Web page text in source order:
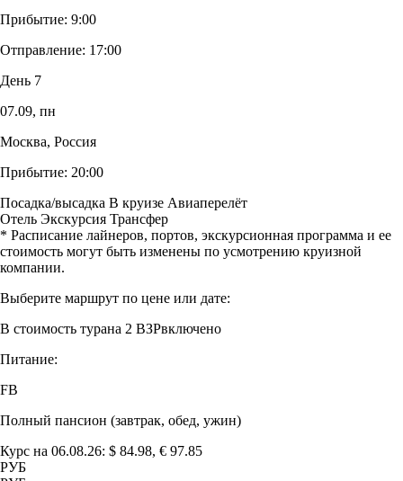
Прибытие: 9:00
Отправление: 17:00
День 7
07.09, пн
Москва, Россия
Прибытие: 20:00
Посадка/высадка В круизе Авиаперелёт
Отель Экскурсия Трансфер
* Расписание лайнеров, портов, экскурсионная программа и ее
стоимость могут быть изменены по усмотрению круизной
компании.
Выберите маршрут по цене или дате:
В стоимость турана 2 ВЗРвключено
Питание:
FB
Полный пансион (завтрак, обед, ужин)
Курс на 06.08.26: $ 84.98, € 97.85
РУБ